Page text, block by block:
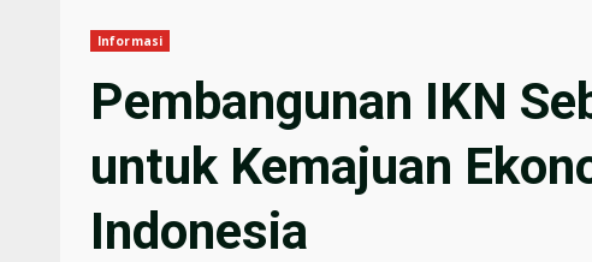
Informasi
Pembangunan IKN
untuk Kemajuan
Indonesia